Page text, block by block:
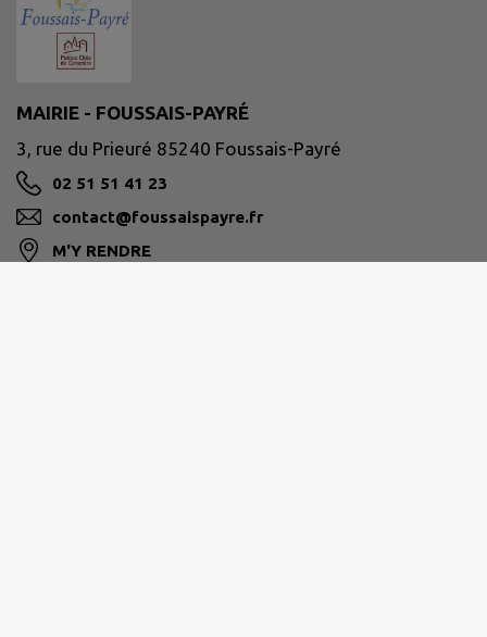
MAIRIE - FOUSSAIS-PAYRÉ
3, rue du Prieuré 85240 Foussais-Payré
02 51 51 41 23
contact@foussaispayre.fr
M'Y RENDRE